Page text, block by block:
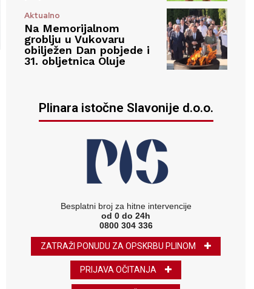
Aktualno
Na Memorijalnom
groblju u Vukovaru
obilježen Dan pobjede i
31. obljetnica Oluje
Plinara istočne Slavonije d.o.o.
Besplatni broj za hitne intervencije
od 0 do 24h
0800 304 336
ZATRAŽI PONUDU ZA OPSKRBU PLINOM
PRIJAVA OČITANJA